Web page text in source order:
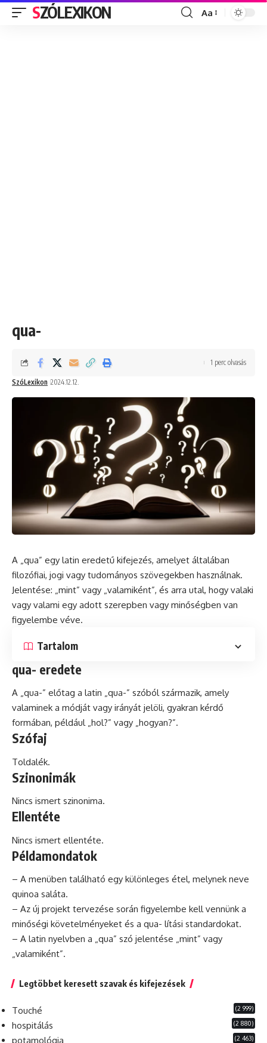
SZÓLEXIKON
Font
Aa
qua-
SzóLexikon 2024.12.12.
1 perc olvasás
A „qua” egy latin eredetű kifejezés, amelyet általában
filozófiai, jogi vagy tudományos szövegekben használnak.
Jelentése: „mint” vagy „valamiként”, és arra utal, hogy valaki
vagy valami egy adott szerepben vagy minőségben van
figyelembe véve.
Tartalom
qua- eredete
A „qua-” előtag a latin „qua-” szóból származik, amely
valaminek a módját vagy irányát jelöli, gyakran kérdő
formában, például „hol?” vagy „hogyan?”.
Szófaj
Toldalék.
Szinonimák
Nincs ismert szinonima.
Ellentéte
Nincs ismert ellentéte.
Példamondatok
– A menüben található egy különleges étel, melynek neve
quinoa saláta.
– Az új projekt tervezése során figyelembe kell vennünk a
minőségi követelményeket és a qua- lítási standardokat.
– A latin nyelvben a „qua” szó jelentése „mint” vagy
„valamiként”.
Legtöbbet keresett szavak és kifejezések
Touché (2 999)
hospitálás (2 880)
potamológia (2 463)